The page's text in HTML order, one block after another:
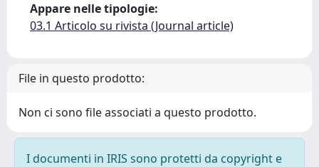
Appare nelle tipologie:
03.1 Articolo su rivista (Journal article)
File in questo prodotto:
Non ci sono file associati a questo prodotto.
I documenti in IRIS sono protetti da copyright e